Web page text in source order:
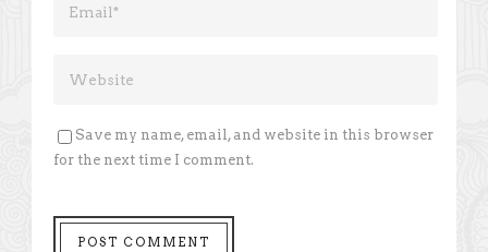
Save my name, email, and website in this browser
for the next time I comment.